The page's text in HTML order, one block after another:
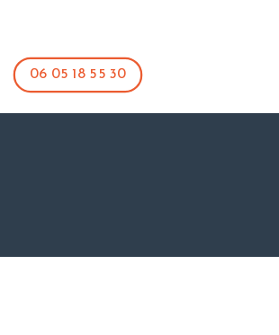
06 05 18 55 30